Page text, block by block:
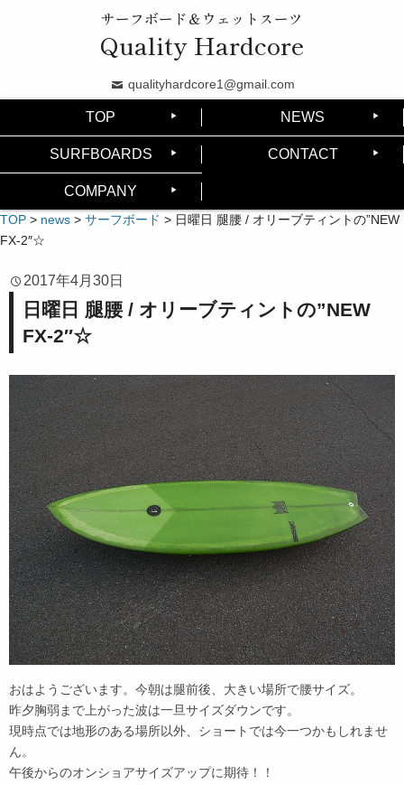
サーフボード＆ウェットスーツ
Quality Hardcore
qualityhardcore1@gmail.com
TOP NEWS
SURFBOARDS CONTACT
COMPANY
TOP > news > サーフボード > 日曜日 腿腰 / オリーブティントの”NEW
FX-2″☆
2017年4月30日
日曜日 腿腰 / オリーブティントの”NEW
FX-2″☆
おはようございます。今朝は腿前後、大きい場所で腰サイズ。
昨夕胸弱まで上がった波は一旦サイズダウンです。
現時点では地形のある場所以外、ショートでは今一つかもしれませ
ん。
午後からのオンショアサイズアップに期待！！